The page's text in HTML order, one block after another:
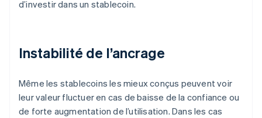
d’investir dans un stablecoin.
Instabilité de l’ancrage
Même les stablecoins les mieux conçus peuvent voir
leur valeur fluctuer en cas de baisse de la confiance ou
de forte augmentation de l’utilisation. Dans les cas